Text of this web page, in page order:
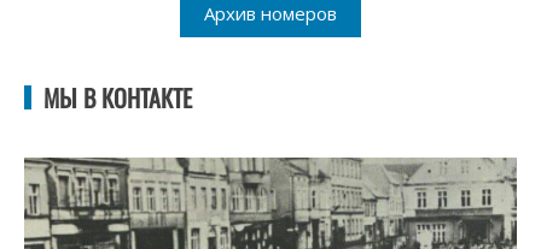
Архив номеров
МЫ В КОНТАКТЕ